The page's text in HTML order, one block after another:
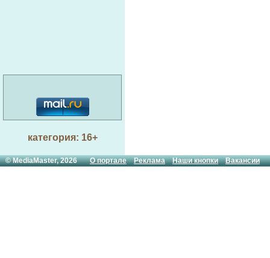
категория: 16+
© MediaMaster, 2026О портале Реклама Наши кнопки Вакансии